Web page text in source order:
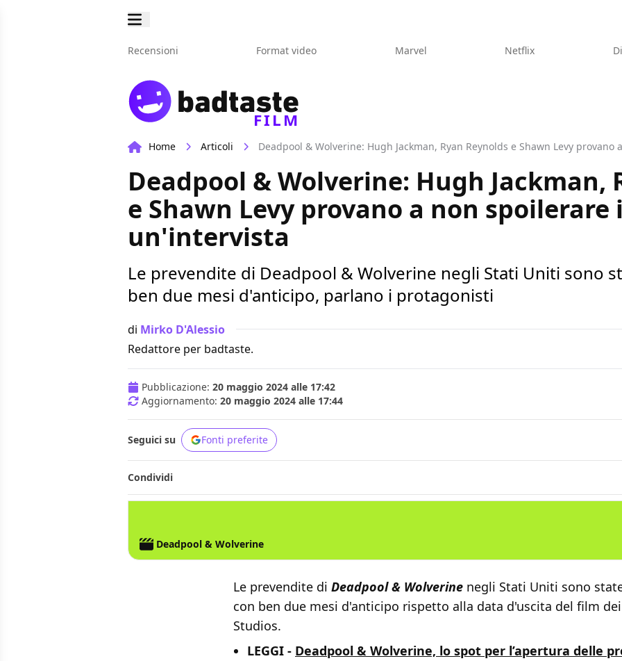
Recensioni Format video Marvel Netflix
FILM
Home Articoli
Deadpool & Wolverine: Hugh Jackman,
e Shawn Levy provano a non
un'intervista
Le prevendite di Deadpool & Wolverine negli Stati Uniti sono
ben due mesi d'anticipo, parlano i protagonisti
di Mirko D'Alessio
Redattore per badtaste.
Pubblicazione: 20 maggio 2024 alle 17:42
Aggiornamento: 20 maggio 2024 alle 17:44
Seguici su Fonti preferite
Condividi
Deadpool & Wolverine
Le prevendite di Deadpool & Wolverine negli Stati Uniti sono
con ben due mesi d'anticipo rispetto alla data d'uscita del film
Studios.
LEGGI - Deadpool & Wolverine, lo spot per l’apertura delle